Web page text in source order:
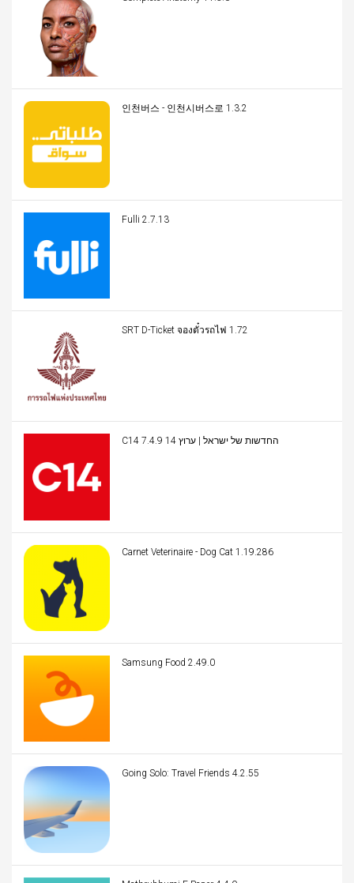
인천버스 - 인천시버스로 1.3.2
Fulli 2.7.13
SRT D-Ticket จองตั๋วรถไฟ 1.72
C14 החדשות של ישראל | ערוץ 14 7.4.9
Carnet Veterinaire - Dog Cat 1.19.286
Samsung Food 2.49.0
Going Solo: Travel Friends 4.2.55